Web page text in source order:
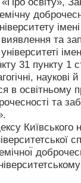
та
31 пункту 1
наукові й
в освітньому
та
Київського